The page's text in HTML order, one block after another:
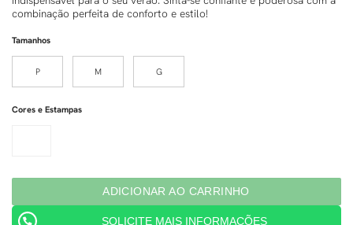
combinação perfeita de conforto e estilo!
Tamanhos
P M G
Cores e Estampas
ADICIONAR AO CARRINHO
SOLICITE MAIS INFORMAÇÕES